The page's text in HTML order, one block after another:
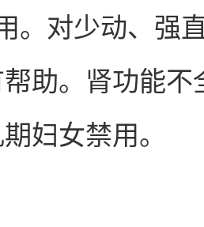
。对少动、强
助。肾功能
妇女禁用。